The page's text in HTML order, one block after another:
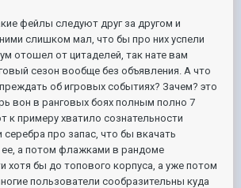
фейлы следуют друг за другом и
слишком мал, что бы про них успели
отошел от цитаделей, так нате вам
сезон вообще без объявления. А что
об игровых событиях? Зачем? это
вон в ранговых боях полным полно 7
к примеру хватило сознательности
про запас, что бы вкачать
ее, а потом флажками в рандоме
хотя бы до топового корпуса, а уже потом
пользователи сообразительны куда